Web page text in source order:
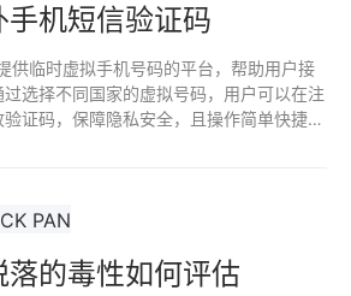
机短信验证码
供临时虚拟手机号码的平台，帮助用户接
选择不同国家的虚拟号码，用户可以在注
证码，保障隐私安全，且操作简单快捷。
的毒性如何评估